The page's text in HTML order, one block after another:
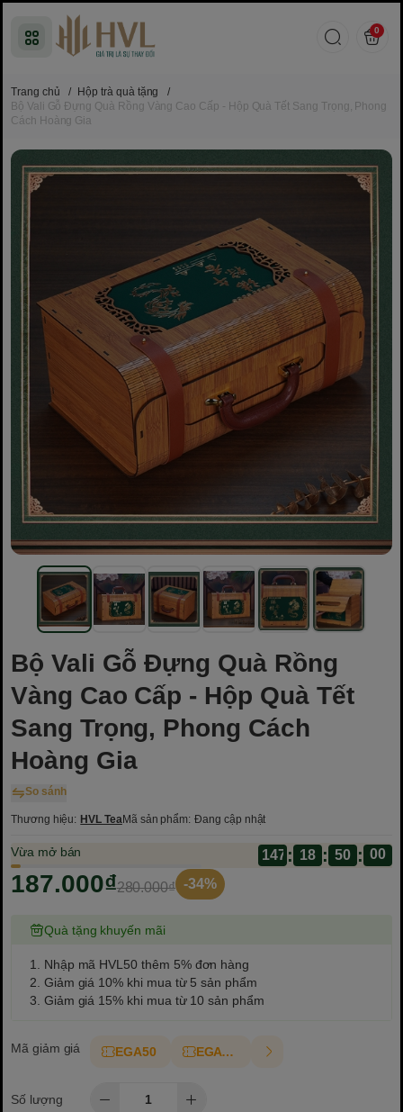
0
Trang chủ / Hộp trà quà tặng
/
Bộ Vali Gỗ Đựng Quà Rồng Vàng Cao Cấp - Hộp Quà Tết Sang Trọng, Phong
Cách Hoàng Gia
Bộ Vali Gỗ Đựng Quà Rồng
Vàng Cao Cấp - Hộp Quà Tết
Sang Trọng, Phong Cách
Hoàng Gia
So sánh
Thương hiệu: HVL TeaMã sản phẩm: Đang cập nhật
Vừa mở bán 147 : 18 : :
187.000₫280.000₫ -34%
Quà tặng khuyến mãi
1. Nhập mã HVL50 thêm 5% đơn hàng
2. Giảm giá 10% khi mua từ 5 sản phẩm
3. Giảm giá 15% khi mua từ 10 sản phẩm
Mã giảm giá EGA50 EGAT10
Số lượng